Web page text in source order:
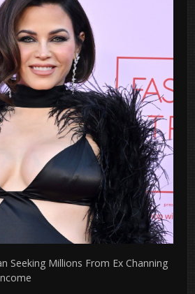
Seeking Millions From Ex Channing